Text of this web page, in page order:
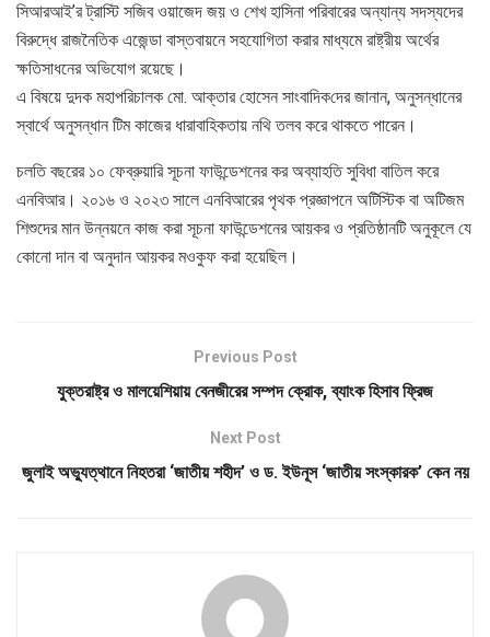
সিআরআই’র ট্রাস্টি সজিব ওয়াজেদ জয় ও শেখ হাসিনা পরিবারের অন্যান্য সদস্যদের
বিরুদ্ধে রাজনৈতিক এজেন্ডা বাস্তবায়নে সহযোগিতা করার মাধ্যমে রাষ্ট্রীয় অর্থের
ক্ষতিসাধনের অভিযোগ রয়েছে।
এ বিষয়ে দুদক মহাপরিচালক মো. আক্তার হোসেন সাংবা‌দিক‌দের জানান, অনুসন্ধানের
স্বার্থে অনুসন্ধান টিম কাজের ধারাবাহিকতায় নথি তলব করে থাকতে পারেন।
চলতি বছরের ১০ ফেব্রুয়ারি সূচনা ফাউন্ডেশনের কর অব্যাহতি সুবিধা বাতিল করে
এনবিআর। ২০১৬ ও ২০২৩ সালে এনবিআরের পৃথক প্রজ্ঞাপনে অটিস্টিক বা অটিজম
শিশুদের মান উন্নয়নে কাজ করা সূচনা ফাউন্ডেশনের আয়কর ও প্রতিষ্ঠানটি অনুকূলে যে
কোনো দান বা অনুদান আয়কর মওকুফ করা হয়েছিল।
Previous Post
যুক্তরাষ্ট্র ও মালয়েশিয়ায় বেনজীরের সম্পদ ক্রোক, ব্যাংক হিসাব ফ্রিজ
Next Post
জুলাই অভ্যুত্থানে নিহতরা ‘জাতীয় শহীদ’ ও ড. ইউনূস ‘জাতীয় সংস্কারক’ কেন নয়